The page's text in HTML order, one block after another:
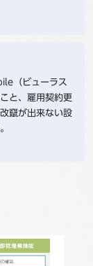
（ビューラス
と、雇用契約更
竄が出来ない設